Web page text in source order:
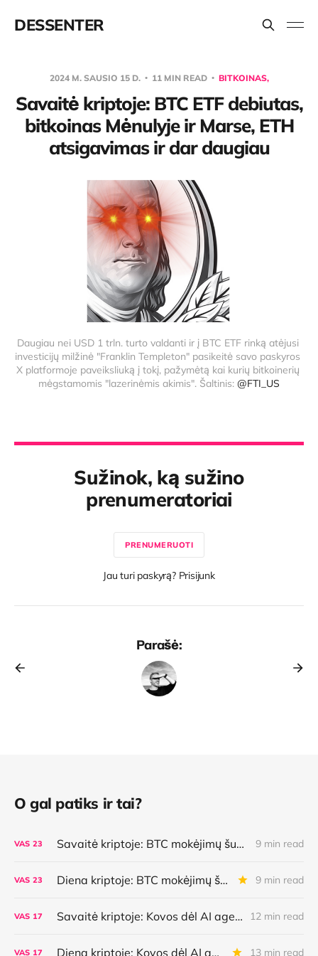
DESSENTER
2024 M. SAUSIO 15 D. 11 MIN READ BITKOINAS,
Savaitė kriptoje: BTC ETF debiutas,
bitkoinas Mėnulyje ir Marse, ETH
atsigavimas ir dar daugiau
Daugiau nei USD 1 trln. turto valdanti ir į BTC ETF rinką atėjusi
investicijų milžinė "Franklin Templeton" pasikeitė savo paskyros
X platformoje paveiksliuką į tokį, pažymėtą kai kurių bitkoinerių
mėgstamomis "lazerinėmis akimis". Šaltinis: @FTI_US
Sužinok, ką sužino
prenumeratoriai
PRENUMERUOTI
Jau turi paskyrą? Prisijunk
Parašė:
O gal patiks ir tai?
VAS 23 Savaitė kriptoje: BTC mokėjimų šuolis, naujoviška kredito linija, AI agentų galimybės bei klaidos ir dar daugiau 9 min read
VAS 23 Diena kriptoje: BTC mokėjimų šuolis, naujoviška kredito linija, AI agentų galimybės bei klaidos ir dar daugiau 9 min read
VAS 17 Savaitė kriptoje: Kovos dėl AI agentų dėmesio, BTC apsauga nuo kvantų, TradFi ir DeFi jungtuvės ir dar daugiau 12 min read
VAS 17 Diena kriptoje: Kovos dėl AI agentų dėmesio, BTC apsauga nuo kvantų, TradFi ir DeFi jungtuvės ir dar daugiau 13 min read